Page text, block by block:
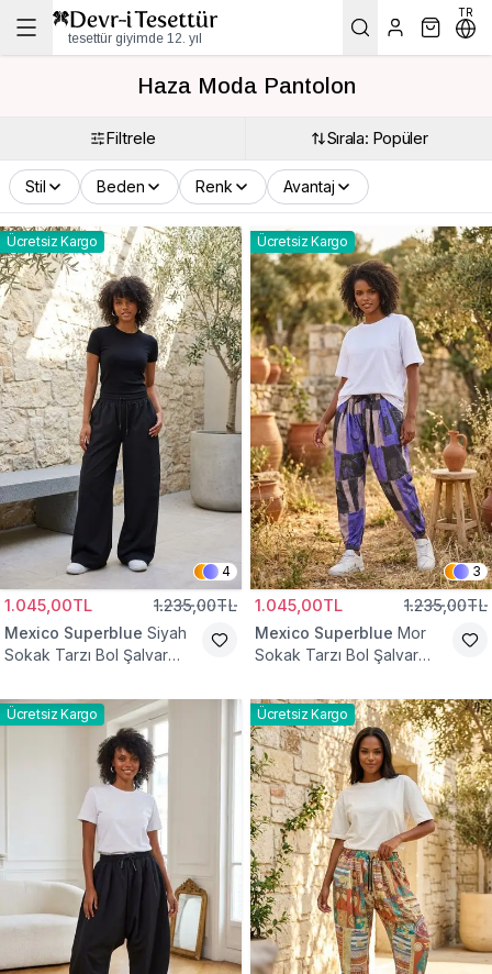
tesettür giyimde 12. yıl
TR
Haza Moda Pantolon
Filtrele Sırala: Popüler
Stil Beden Renk Avantaj
Ücretsiz Kargo
4
1.045,00TL 1.235,00TL
Mexico Superblue Siyah
Sokak Tarzı Bol Şalvar
Ücretsiz Kargo
3
1.045,00TL 1.235,00TL
Mexico Superblue Mor
Sokak Tarzı Bol Şalvar
Ücretsiz Kargo Ücretsiz Kargo